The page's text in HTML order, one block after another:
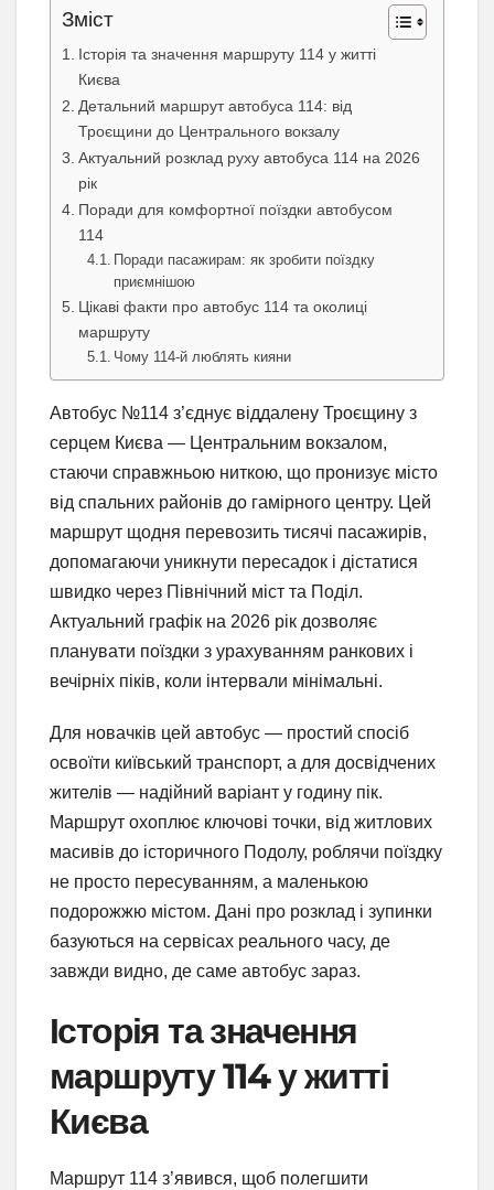
Зміст
Історія та значення маршруту 114 у житті
Києва
Детальний маршрут автобуса 114: від
Троєщини до Центрального вокзалу
Актуальний розклад руху автобуса 114 на 2026
рік
Поради для комфортної поїздки автобусом
114
Поради пасажирам: як зробити поїздку
приємнішою
Цікаві факти про автобус 114 та околиці
маршруту
Чому 114-й люблять кияни
Автобус №114 з’єднує віддалену Троєщину з
серцем Києва — Центральним вокзалом,
стаючи справжньою ниткою, що пронизує місто
від спальних районів до гамірного центру. Цей
маршрут щодня перевозить тисячі пасажирів,
допомагаючи уникнути пересадок і дістатися
швидко через Північний міст та Поділ.
Актуальний графік на 2026 рік дозволяє
планувати поїздки з урахуванням ранкових і
вечірніх піків, коли інтервали мінімальні.
Для новачків цей автобус — простий спосіб
освоїти київський транспорт, а для досвідчених
жителів — надійний варіант у годину пік.
Маршрут охоплює ключові точки, від житлових
масивів до історичного Подолу, роблячи поїздку
не просто пересуванням, а маленькою
подорожжю містом. Дані про розклад і зупинки
базуються на сервісах реального часу, де
завжди видно, де саме автобус зараз.
Історія та значення
маршруту 114 у житті
Києва
Маршрут 114 з’явився, щоб полегшити